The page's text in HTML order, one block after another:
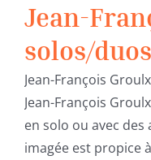
Jean-
solos/duos
Jean-François
Jean-François
en solo ou avec
imagée est propice